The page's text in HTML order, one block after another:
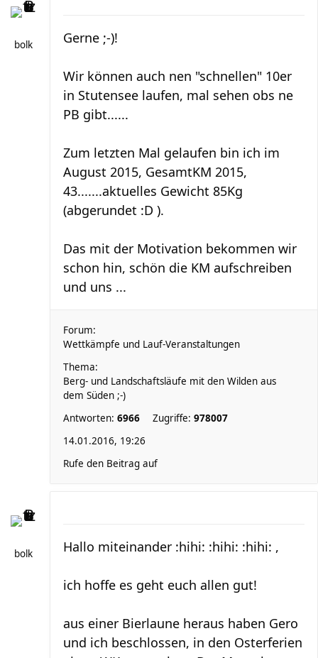
bolk Gerne ;-)!
Wir können auch nen "schnellen" 10er
in Stutensee laufen, mal sehen obs ne
PB gibt......
Zum letzten Mal gelaufen bin ich im
August 2015, GesamtKM 2015,
43.......aktuelles Gewicht 85Kg
(abgerundet :D ).
Das mit der Motivation bekommen wir
schon hin, schön die KM aufschreiben
und uns ...
Forum:
Wettkämpfe und Lauf-Veranstaltungen
Thema:
Berg- und Landschaftsläufe mit den Wilden aus
dem Süden ;-)
Antworten: 6966 Zugriffe: 978007
14.01.2016, 19:26
Rufe den Beitrag auf
bolk Hallo miteinander :hihi: :hihi: :hihi: ,
ich hoffe es geht euch allen gut!
aus einer Bierlaune heraus haben Gero
und ich beschlossen, in den Osterferien